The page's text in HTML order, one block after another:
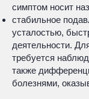
симптом носит
стабильное
усталостью,
деятельности.
требуется
также
болезнями,